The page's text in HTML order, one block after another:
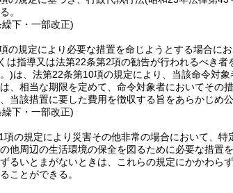
。
下・一部改正)
の規定により必要な措置を命じようとする場合に
は指導又は法第22条第2項の勧告が行われるべき
)は、法第22条第10項の規定により、当該命令対
、相当な期限を定めて、命令対象者においてそ
当該措置に要した費用を徴収する旨をあらかじめ
下・一部改正)
の規定により災害その他非常の場合において、
他周辺の生活環境の保全を図るために必要な措
るいとまがないときは、これらの規定にかかわ
ことができる。